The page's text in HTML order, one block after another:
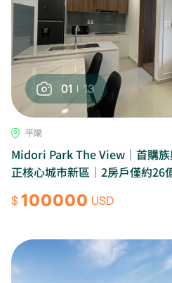
01 13
平陽
Midori Park The View｜首購族
正核心城市新區｜2房戶僅約26
$100000 USD